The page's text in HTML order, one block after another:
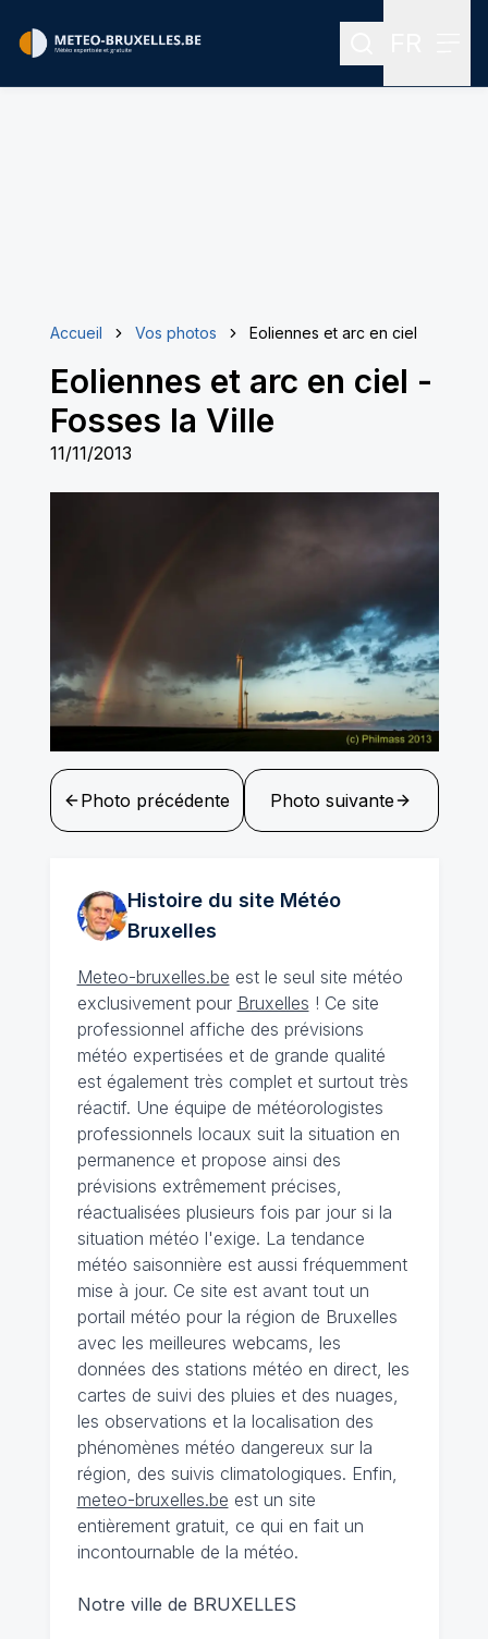
Rechercher
Accueil Vos photos Eoliennes et arc en ciel
Eoliennes et arc en ciel -
Fosses la Ville
11/11/2013
Photo précédente Photo suivante
Histoire du site Météo
Bruxelles
Meteo-bruxelles.be est le seul site météo
exclusivement pour Bruxelles ! Ce site
professionnel affiche des prévisions
météo expertisées et de grande qualité
est également très complet et surtout très
réactif. Une équipe de météorologistes
professionnels locaux suit la situation en
permanence et propose ainsi des
prévisions extrêmement précises,
réactualisées plusieurs fois par jour si la
situation météo l'exige. La tendance
météo saisonnière est aussi fréquemment
mise à jour. Ce site est avant tout un
portail météo pour la région de Bruxelles
avec les meilleures webcams, les
données des stations météo en direct, les
cartes de suivi des pluies et des nuages,
les observations et la localisation des
phénomènes météo dangereux sur la
région, des suivis climatologiques. Enfin,
meteo-bruxelles.be est un site
entièrement gratuit, ce qui en fait un
incontournable de la météo.
Notre ville de BRUXELLES